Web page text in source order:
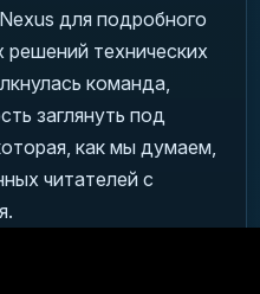
для подробного
технических
команда,
заглянуть под
как мы думаем,
читателей с